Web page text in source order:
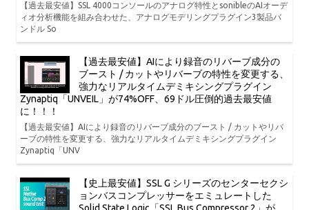
【過去最安値】SSL 4000コンソールのアナログ特性とsonibleのAIオーデ
ィオ分析機能を組み合わせた、アナログモデリングプラグイン3製品バ
ンドル So
【過去最安値】AIにより録音のリバーブ成分の
ブースト / カットやリバーブの特性を変更する、
強力なリアルタイムデミキシングプラグイン
Zynaptiq「UNVEIL」が74%OFF、69ドル圧倒的過去最安値
に！！！
【過去最安値】AIにより録音のリバーブ成分のブースト / カットやリバ
ーブの特性を変更する、強力なリアルタイムデミキシングプラグイン
Zynaptiq「UNV
【史上最安値】SSL G シリーズのセンターセクシ
ョンバスコンプレッサーをエミュレートした